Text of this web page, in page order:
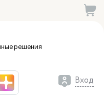
решения
Вход